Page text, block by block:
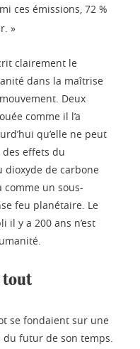
ces émissions, 72 %
»
clairement le
dans la maîtrise
Deux
comme il l’a
qu’elle ne peut
effets du
de carbone
comme un sous-
feu planétaire. Le
il y a 200 ans n’est
tout
se fondaient sur une
futur de son temps.